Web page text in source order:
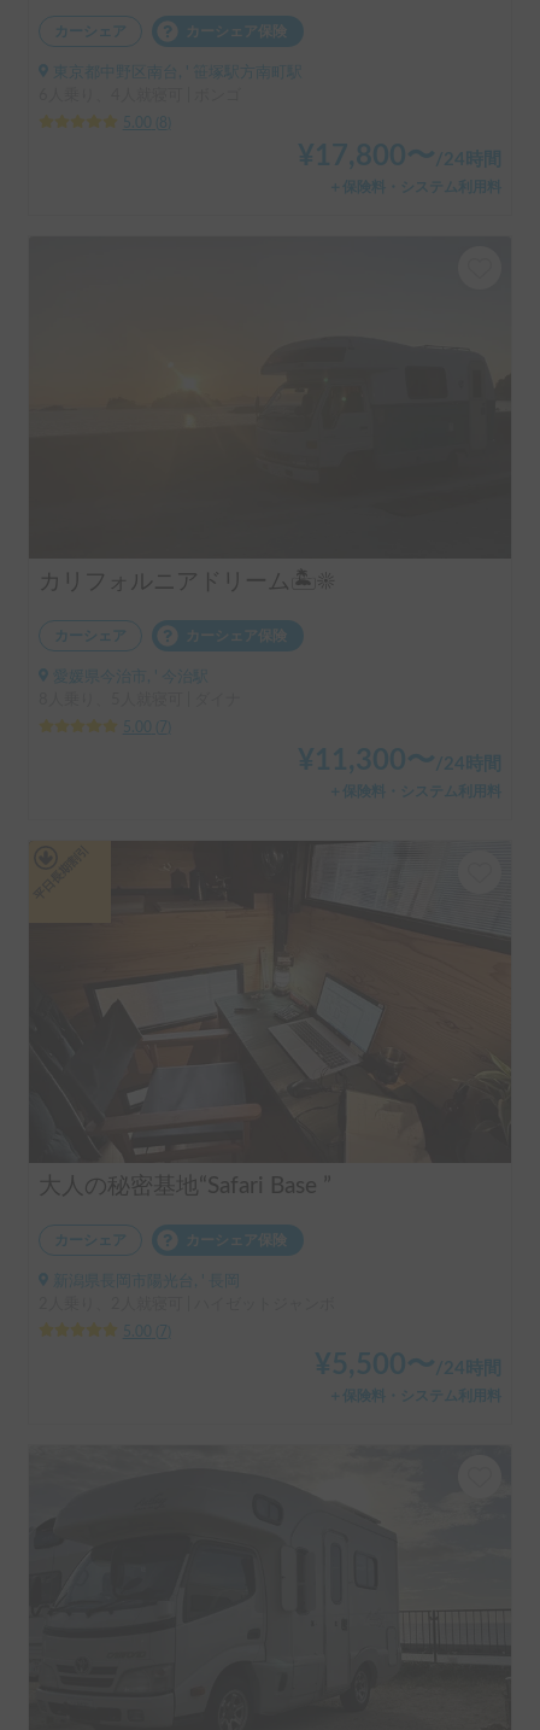
カーシェア カーシェア保険
東京都中野区南台, ' 笹塚駅方南町駅
5.00
8
¥ 17,800〜 /24時間
＋保険料・システム利用料
カリフォルニアドリーム🏝☀️
カーシェア カーシェア保険
5.00
7
¥ 11,300〜 /24時間
＋保険料・システム利用料
大人の秘密基地“Safari Base ”
カーシェア カーシェア保険
5.00
7
¥5,500〜 /24時間
＋保険料・システム利用料